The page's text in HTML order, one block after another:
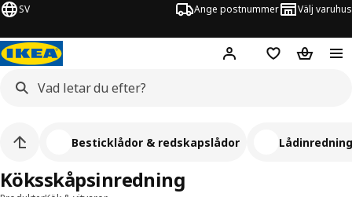
SV Ange postnummer Välj varuhus
Hej! Logga inInköpslistaVarukorg
Köksskåpsinredning
Besticklådor & redskapslådor